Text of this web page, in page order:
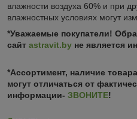
влажности воздуха 60% и при
влажностных условиях могут
*Уважаемые покупатели!
сайт astravit.by не
*Ассортимент, наличие
могут отличаться от
информации- ЗВОНИТЕ!